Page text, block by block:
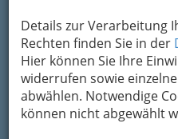
Details zur Verarbeitung
Rechten finden Sie in der
Hier können Sie Ihre
widerrufen sowie
abwählen. Notwendige
können nicht abgewählt